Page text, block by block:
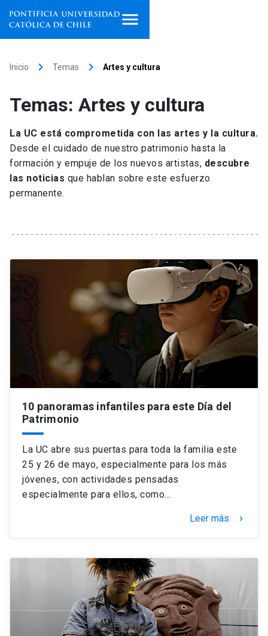
Facultades, escuelas e
institutos
Investigación
Internacionalización
Universidad
Información para keyboard_arrow_down
Futuros estudiantes
Estudiantes
Personal
Alumni launch
Padres y familia
Go to english site launch
ACCESOS DIRECTOS
Admisión launch
Mi Cuenta UC launch
Correo UC
Mi Portal UC launch
Medios Biblioteca launch
Inicio keyboard_arrow_right Temas keyboard_arrow_right Artes y cultura
Temas: Artes y cultura
La UC está comprometida con las artes y la cultura.
Desde el cuidado de nuestro patrimonio hasta la
formación y empuje de los nuevos artistas, descubre
las noticias que hablan sobre este esfuerzo
permanente.
10 panoramas infantiles para este Día del
Patrimonio
La UC abre sus puertas para toda la familia este
25 y 26 de mayo, especialmente para los más
jóvenes, con actividades pensadas
especialmente para ellos, como…
Leer más keyboard_arrow_right